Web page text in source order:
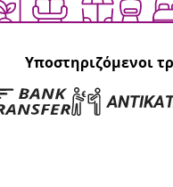
Υποστηριζόμενοι